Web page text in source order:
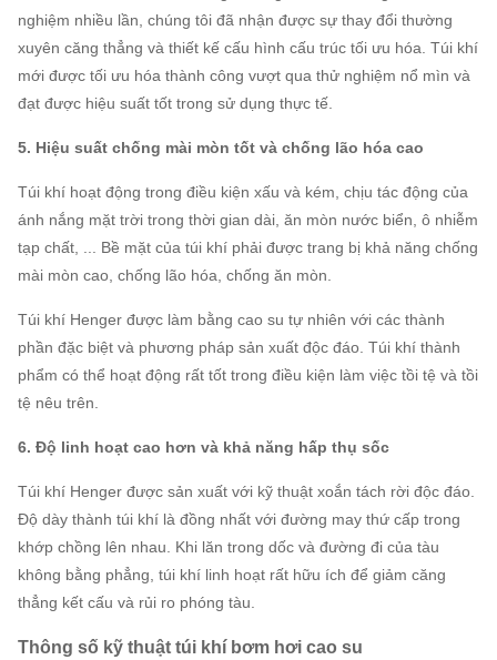
nghiệm nhiều lần, chúng tôi đã nhận được sự thay đổi thường
xuyên căng thẳng và thiết kế cấu hình cấu trúc tối ưu hóa. Túi khí
mới được tối ưu hóa thành công vượt qua thử nghiệm nổ mìn và
đạt được hiệu suất tốt trong sử dụng thực tế.
5. Hiệu suất chống mài mòn tốt và chống lão hóa cao
Túi khí hoạt động trong điều kiện xấu và kém, chịu tác động của
ánh nắng mặt trời trong thời gian dài, ăn mòn nước biển, ô nhiễm
tạp chất, ... Bề mặt của túi khí phải được trang bị khả năng chống
mài mòn cao, chống lão hóa, chống ăn mòn.
Túi khí Henger được làm bằng cao su tự nhiên với các thành
phần đặc biệt và phương pháp sản xuất độc đáo. Túi khí thành
phẩm có thể hoạt động rất tốt trong điều kiện làm việc tồi tệ và tồi
tệ nêu trên.
6. Độ linh hoạt cao hơn và khả năng hấp thụ sốc
Túi khí Henger được sản xuất với kỹ thuật xoắn tách rời độc đáo.
Độ dày thành túi khí là đồng nhất với đường may thứ cấp trong
khớp chồng lên nhau.
Khi lăn trong dốc và đường đi của tàu
không bằng phẳng, túi khí linh hoạt rất hữu ích để giảm căng
thẳng kết cấu và rủi ro phóng tàu.
Thông số kỹ thuật túi khí bơm hơi cao su